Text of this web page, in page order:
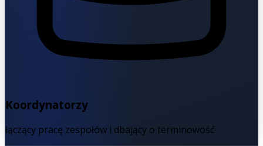
Koordynatorzy
łączący pracę zespołów i dbający o terminowość